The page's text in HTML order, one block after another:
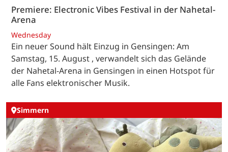
Premiere: Electronic Vibes Festival in der Nahetal-
Arena
Wednesday
Ein neuer Sound hält Einzug in Gensingen: Am
Samstag, 15. August , verwandelt sich das Gelände
der Nahetal-Arena in Gensingen in einen Hotspot für
alle Fans elektronischer Musik.
Simmern